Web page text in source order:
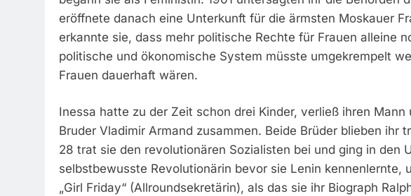
eröffnete danach eine Unterkunft für die ärmsten Moskauer
erkannte sie, dass mehr politische Rechte für Frauen alleine
politische und ökonomische System müsste umgekrempelt
Frauen dauerhaft wären.
Inessa hatte zu der Zeit schon drei Kinder, verließ ihren
Bruder Vladimir Armand zusammen. Beide Brüder blieben ihr
28 trat sie den revolutionären Sozialisten bei und ging in den
selbstbewusste Revolutionärin bevor sie Lenin kennenlernte,
„Girl Friday“ (Allroundsekretärin), als das sie ihr Biograph